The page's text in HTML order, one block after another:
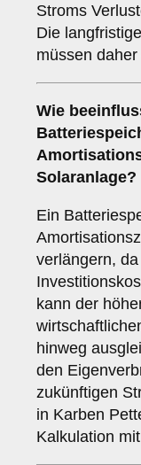
Stroms
Die
müssen
Wie
Solaranlage?
Ein
verlängern,
kann der
hinweg
den
zukünftigen
in Karben
Kalkulation